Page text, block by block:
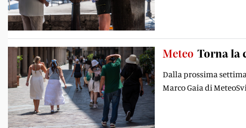
Meteo Torna la
Dalla prossima
Marco Gaia di